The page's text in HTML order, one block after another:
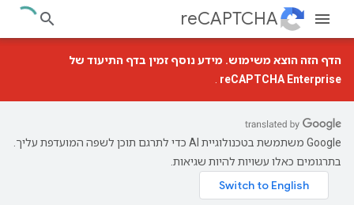
reCAPTCHA
הדף הזה הוצא משימוש. מידע נוסף זמין בדף התיעוד של
reCAPTCHA Enterprise
‫Google משתמשת בטכנולוגיית AI כדי לתרגם תוכן לשפה המועדפת עליך.
בתרגומים כאלו עשויות להיות שגיאות.